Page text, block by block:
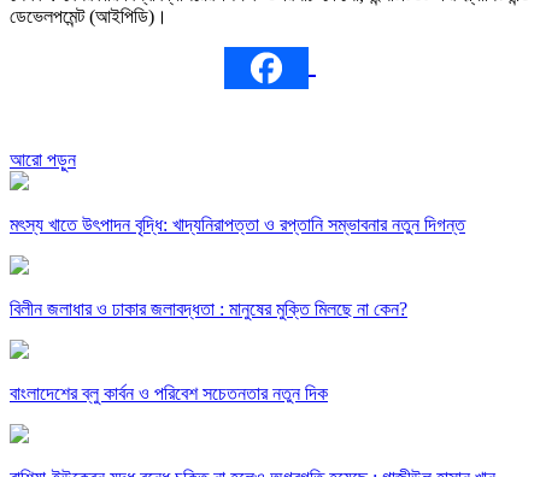
ডেভেলপমেন্ট (আইপিডি)।
আরো পড়ুন
মৎস্য খাতে উৎপাদন বৃদ্ধি: খাদ্যনিরাপত্তা ও রপ্তানি সম্ভাবনার নতুন দিগন্ত
বিলীন জলাধার ও ঢাকার জলাবদ্ধতা : মানুষের মুক্তি মিলছে না কেন?
বাংলাদেশের ব্লু কার্বন ও পরিবেশ সচেতনতার নতুন দিক